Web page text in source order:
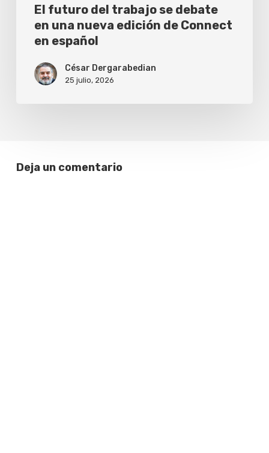
Connect
español
El futuro del trabajo se debate
en una nueva edición de Connect
en español
César Dergarabedian
25 julio, 2026
Deja un comentario